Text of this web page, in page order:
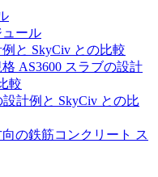
ール
と SkyCiv との比較
AS3600 スラブの設計
較
設計例と SkyCiv との比
の鉄筋コンクリート ス